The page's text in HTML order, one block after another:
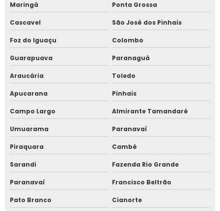
Porta etiquetas plástico com ilhós
Porta etiquetas pvc
Porta preço etiqueta parede acrílico
Precificação de comércio
Precificação de varejo
Precificação e sinalização de comércio e varejo
Precificação padaria
Precificador de geladeira
Precificador de produtos
Produtos de comunicação visual
Maringá Ponta Grossa
Cascavel São José dos Pinhais
Foz do Iguaçu Colombo
Guarapuava Paranaguá
Araucária Toledo
Apucarana Pinhais
Campo Largo Almirante Tamandaré
Umuarama Paranavaí
Piraquara Cambé
Sarandi Fazenda Rio Grande
Paranavaí Francisco Beltrão
Pato Branco Cianorte